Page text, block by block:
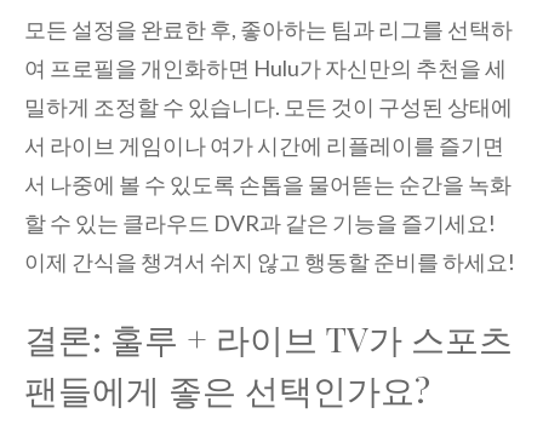
모든 설정을 완료한 후, 좋아하는 팀과 리그를 선택하
여 프로필을 개인화하면 Hulu가 자신만의 추천을 세
밀하게 조정할 수 있습니다. 모든 것이 구성된 상태에
서 라이브 게임이나 여가 시간에 리플레이를 즐기면
서 나중에 볼 수 있도록 손톱을 물어뜯는 순간을 녹화
할 수 있는 클라우드 DVR과 같은 기능을 즐기세요!
이제 간식을 챙겨서 쉬지 않고 행동할 준비를 하세요!
결론: 훌루 + 라이브 TV가 스포츠
팬들에게 좋은 선택인가요?